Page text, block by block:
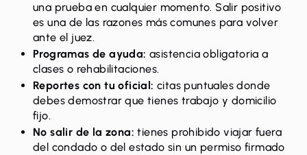
una prueba en cualquier momento. Salir positivo
es una de las razones más comunes para volver
ante el juez.
Programas de ayuda: asistencia obligatoria a
clases o rehabilitaciones.
Reportes con tu oficial: citas puntuales donde
debes demostrar que tienes trabajo y domicilio
fijo.
No salir de la zona: tienes prohibido viajar fuera
del condado o del estado sin un permiso firmado